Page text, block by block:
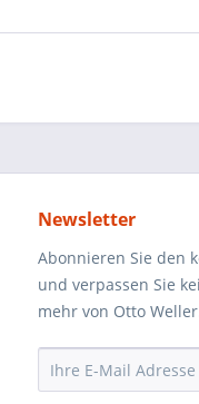
Newsletter
Abonnieren Sie den
und verpassen Sie
mehr von Otto